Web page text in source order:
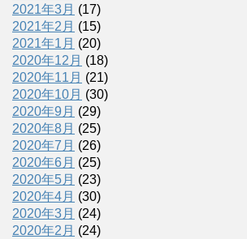
2021年3月 (17)
2021年2月 (15)
2021年1月 (20)
2020年12月 (18)
2020年11月 (21)
2020年10月 (30)
2020年9月 (29)
2020年8月 (25)
2020年7月 (26)
2020年6月 (25)
2020年5月 (23)
2020年4月 (30)
2020年3月 (24)
2020年2月 (24)